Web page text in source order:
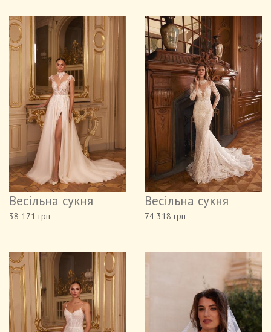
Весільна сукня
38 171 грн
Весільна сукня
74 318 грн